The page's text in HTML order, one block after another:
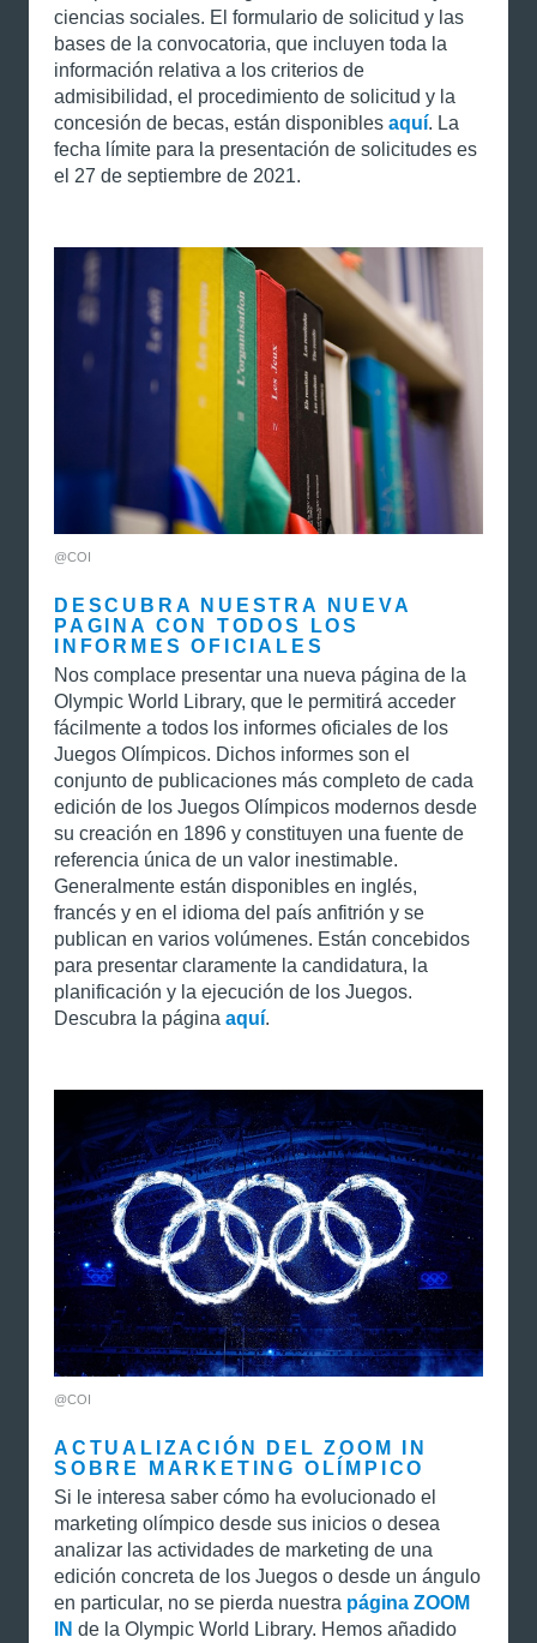
ciencias sociales. El formulario de solicitud y las
bases de la convocatoria, que incluyen toda la
información relativa a los criterios de
admisibilidad, el procedimiento de solicitud y la
concesión de becas, están disponibles aquí. La
fecha límite para la presentación de solicitudes es
el 27 de septiembre de 2021.
@COI
DESCUBRA NUESTRA NUEVA
PAGINA CON TODOS LOS
INFORMES OFICIALES
Nos complace presentar una nueva página de la
Olympic World Library, que le permitirá acceder
fácilmente a todos los informes oficiales de los
Juegos Olímpicos. Dichos informes son el
conjunto de publicaciones más completo de cada
edición de los Juegos Olímpicos modernos desde
su creación en 1896 y constituyen una fuente de
referencia única de un valor inestimable.
Generalmente están disponibles en inglés,
francés y en el idioma del país anfitrión y se
publican en varios volúmenes. Están concebidos
para presentar claramente la candidatura, la
planificación y la ejecución de los Juegos.
Descubra la página aquí.
@COI
ACTUALIZACIÓN DEL ZOOM IN
SOBRE MARKETING OLÍMPICO
Si le interesa saber cómo ha evolucionado el
marketing olímpico desde sus inicios o desea
analizar las actividades de marketing de una
edición concreta de los Juegos o desde un ángulo
en particular, no se pierda nuestra página ZOOM
IN de la Olympic World Library. Hemos añadido